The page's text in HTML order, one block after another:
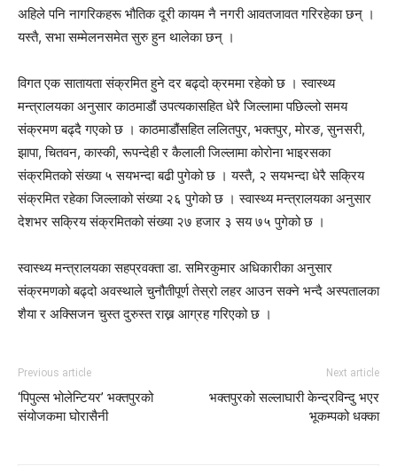
अहिले पनि नागरिकहरू भौतिक दूरी कायम नै नगरी आवतजावत गरिरहेका छन् ।
यस्तै, सभा सम्मेलनसमेत सुरु हुन थालेका छन् ।
विगत एक सातायता संक्रमित हुने दर बढ्दो क्रममा रहेको छ । स्वास्थ्य
मन्त्रालयका अनुसार काठमाडौं उपत्यकासहित धेरै जिल्लामा पछिल्लो समय
संक्रमण बढ्दै गएको छ । काठमाडौंसहित ललितपुर, भक्तपुर, मोरङ, सुनसरी,
झापा, चितवन, कास्की, रूपन्देही र कैलाली जिल्लामा कोरोना भाइरसका
संक्रमितको संख्या ५ सयभन्दा बढी पुगेको छ । यस्तै, २ सयभन्दा धेरै सक्रिय
संक्रमित रहेका जिल्लाको संख्या २६ पुगेको छ । स्वास्थ्य मन्त्रालयका अनुसार
देशभर सक्रिय संक्रमितको संख्या २७ हजार ३ सय ७५ पुगेको छ ।
स्वास्थ्य मन्त्रालयका सहप्रवक्ता डा. समिरकुमार अधिकारीका अनुसार
संक्रमणको बढ्दो अवस्थाले चुनौतीपूर्ण तेस्रो लहर आउन सक्ने भन्दै अस्पतालका
शैया र अक्सिजन चुस्त दुरुस्त राख्न आग्रह गरिएको छ ।
Previous article
‘पिपुल्स भोलेन्टियर’ भक्तपुरको
संयोजकमा घोरासैनी
Next article
भक्तपुरको सल्लाघारी केन्द्रविन्दु भएर
भूकम्पको धक्का